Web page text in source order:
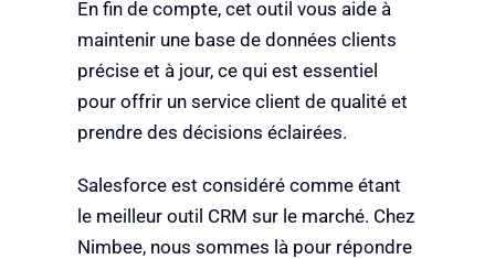
En fin de compte, cet outil vous aide à
maintenir une base de données clients
précise et à jour, ce qui est essentiel
pour offrir un service client de qualité et
prendre des décisions éclairées.
Salesforce est considéré comme étant
le meilleur outil CRM sur le marché. Chez
Nimbee, nous sommes là pour répondre